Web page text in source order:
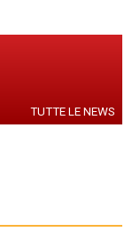
TUTTE LE NEWS